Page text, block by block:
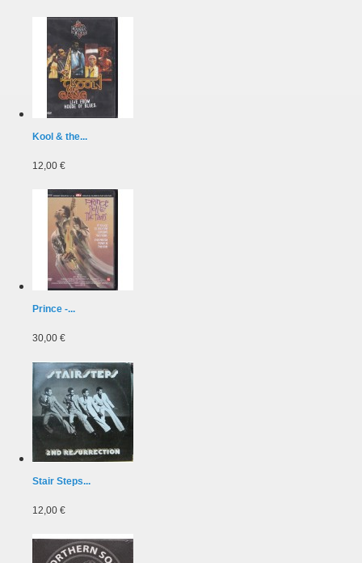
Kool & the...
12,00 €
Prince -...
30,00 €
Stair Steps...
12,00 €